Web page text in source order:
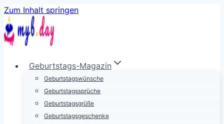
Zum Inhalt springen
Geburtstags-Magazin
Geburtstagswünsche
Geburtstagssprüche
Geburtstagsgrüße
Geburtstagsgeschenke